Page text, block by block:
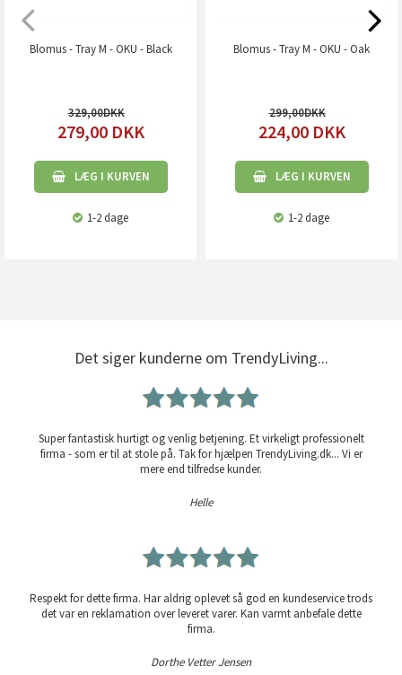
Blomus - Tray M - OKU - Black
329,00
279,00 DKK
LÆG I KURVEN
1-2 dage
Blomus - Tray M - OKU - Oak
299,00
224,00 DKK
LÆG I KURVEN
1-2 dage
Det siger kunderne om TrendyLiving...
Super fantastisk hurtigt og venlig betjening. Et virkeligt professionelt
firma - som er til at stole på. Tak for hjælpen TrendyLiving.dk... Vi er
mere end tilfredse kunder.
Helle
Respekt for dette firma. Har aldrig oplevet så god en kundeservice trods
det var en reklamation over leveret varer. Kan varmt anbefale dette
firma.
Dorthe Vetter Jensen